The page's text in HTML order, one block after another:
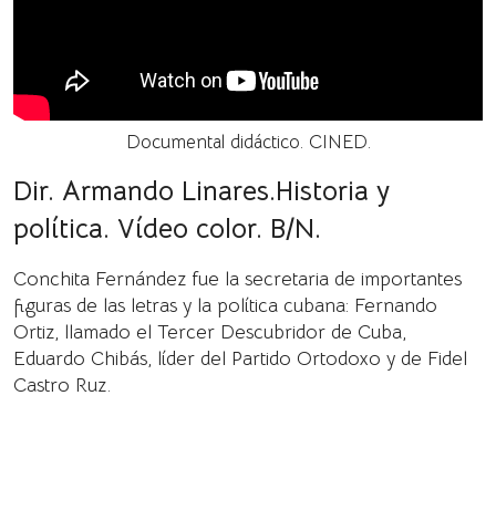
Documental didáctico. CINED.
Dir. Armando Linares.Historia y
política. Vídeo color. B/N.
Conchita Fernández fue la secretaria de importantes
figuras de las letras y la política cubana: Fernando
Ortiz, llamado el Tercer Descubridor de Cuba,
Eduardo Chibás, líder del Partido Ortodoxo y de Fidel
Castro Ruz.